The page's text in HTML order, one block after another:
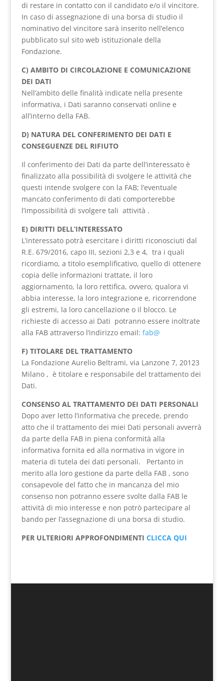
di restare in contatto con il candidato e/o il vincitore.
In caso di assegnazione di una borsa di studio il
nominativo del vincitore sarà inserito nell’elenco
pubblicato sul sito web istituzionale della
Fondazione.
C) AMBITO DI CIRCOLAZIONE E COMUNICAZIONE
DEI DATI
Nell’ambito delle finalità indicate nella presente
informativa, i Dati saranno conservati online e
all’interno della FAB.
D) NATURA DEL CONFERIMENTO DEI DATI E
CONSEGUENZE DEL RIFIUTO
Il conferimento dei Dati da parte dell’interessato è
finalizzato alla possibilità di svolgere le attività che
questi intende svolgere con la FAB; l’eventuale
mancato conferimento di dati comporterebbe
l’impossibilità di svolgere tali attività .
E) DIRITTI DELL’INTERESSATO
L’interessato potrà esercitare i diritti riconosciuti dal
R.E. 679/2016, capo III, sezioni 2,3 e 4, tra i quali
ricordiamo, a titolo esemplificativo, quello di ottenere
copia delle informazioni trattate, il loro
aggiornamento, la loro rettifica, ovvero, qualora vi
abbia interesse, la loro integrazione e, ricorrendone
gli estremi, la loro cancellazione o il blocco. Le
richieste di accesso ai Dati potranno essere inoltrate
alla FAB attraverso l’indirizzo email: fab@
F) TITOLARE DEL TRATTAMENTO
La Fondazione Aurelio Beltrami, via Lanzone 7, 20123
Milano , è titolare e responsabile del trattamento dei
Dati.
CONSENSOAL TRATTAMENTO DEI DATI PERSONALI
Dopo aver letto l’informativa che precede, prendo
atto che il trattamento dei miei Dati personali avverrà
da parte della FAB in piena conformità alla
informativa fornita ed alla normativa in vigore in
materia di tutela dei dati personali. Pertanto in
merito alla loro gestione da parte della FAB , sono
consapevole del fatto che in mancanza del mio
consenso non potranno essere svolte dalla FAB le
attività di mio interesse e non potrò partecipare al
bando per l’assegnazione di una borsa di studio.
PER ULTERIORI APPROFONDIMENTI CLICCA QUI